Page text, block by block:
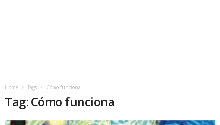
Home Tags Cómo funciona
Tag: Cómo funciona